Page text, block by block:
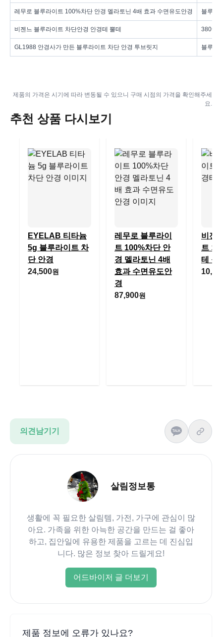
레무로 블루라이트 100%차단 안경 멜라토닌 4배 효과 수면유도안경 블루라
비젠느 블루라이트 차단안경 안경테 뿔테
GL1988 안경사가 만든 블루라이트 차단 안경 투브릿지 블루라
제품의 가격은 시기에 따라 변동될 수 있으니 구매 시점의 가격을 확인해주세
요.
추천 상품 다시보기
EYELAB 티타늄
5g 블루라이트 차
단 안경
24,500원
레무로 블루라이
트 100%차단 안
경 멜라토닌 4배
효과 수면유도안
경
87,900원
비젠
트 차
테 뿔
의견남기기
살림정보통
생활에 꼭 필요한 살림템, 가전, 가구에 관심이 많
아요. 가족을 위한 아늑한 공간을 만드는 걸 좋아
하고, 집안일에 유용한 제품을 고르는 데 진심입
니다. 많은 정보 찾아 드릴게요!
어드바이저 글 더보기
제품 정보에 오류가 있나요?